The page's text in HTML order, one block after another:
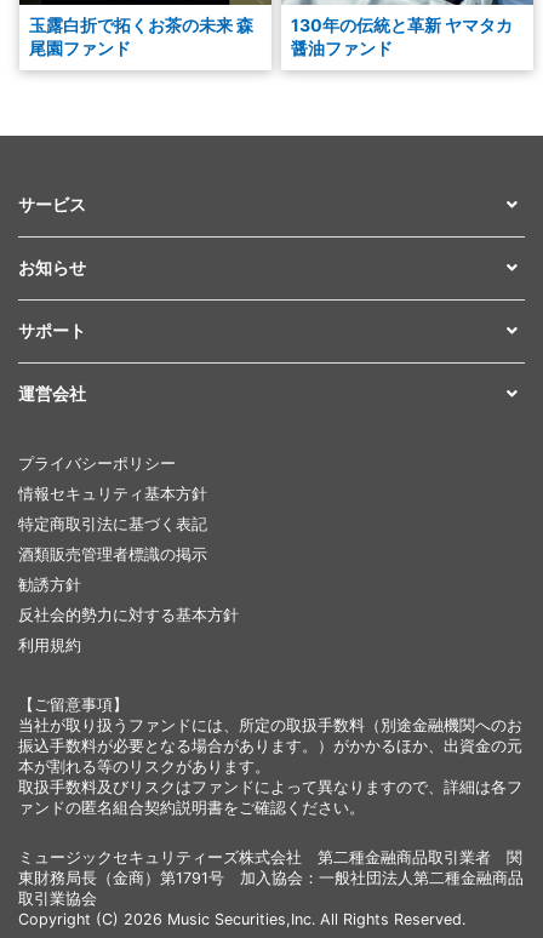
玉露白折で拓くお茶の未来 森
尾園ファンド
130年の伝統と革新 ヤマタカ
醤油ファンド
サービス
お知らせ
サポート
運営会社
プライバシーポリシー
情報セキュリティ基本方針
特定商取引法に基づく表記
酒類販売管理者標識の掲示
勧誘方針
反社会的勢力に対する基本方針
利用規約
【ご留意事項】
当社が取り扱うファンドには、所定の取扱手数料（別途金融機関へのお
振込手数料が必要となる場合があります。）がかかるほか、出資金の元
本が割れる等のリスクがあります。
取扱手数料及びリスクはファンドによって異なりますので、詳細は各フ
ァンドの匿名組合契約説明書をご確認ください。
ミュージックセキュリティーズ株式会社 第二種金融商品取引業者 関
東財務局長（金商）第1791号 加入協会：一般社団法人第二種金融商品
取引業協会
Copyright (C) 2026 Music Securities,Inc. All Rights Reserved.